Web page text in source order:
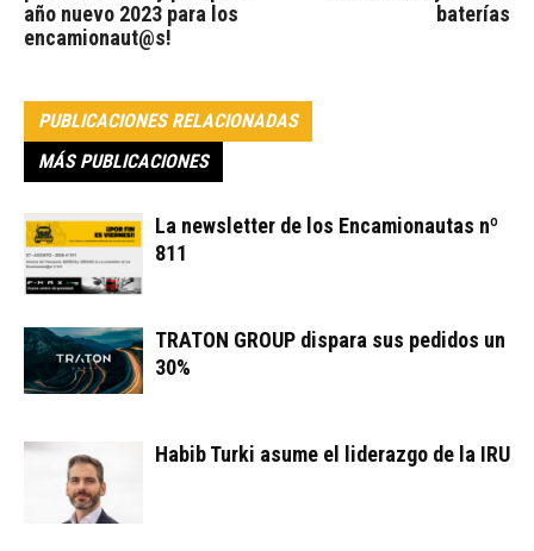
año nuevo 2023 para los
encamionaut@s!
baterías
PUBLICACIONES RELACIONADAS
MÁS PUBLICACIONES
La newsletter de los Encamionautas nº
811
TRATON GROUP dispara sus pedidos un
30%
Habib Turki asume el liderazgo de la IRU